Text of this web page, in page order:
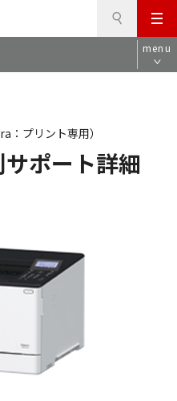
メ
ニ
ュ
menu
ポート詳細
：プリント専用）